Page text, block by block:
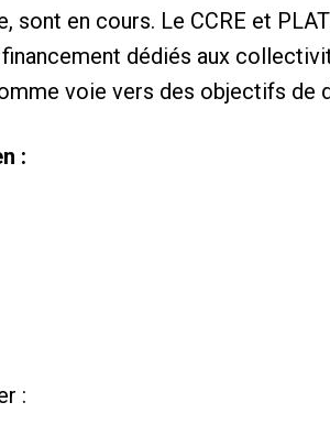
en cours. Le CCRE et
financement dédiés aux
voie vers des objectifs de
:
: